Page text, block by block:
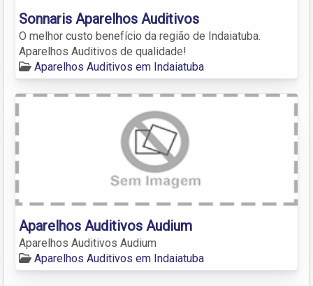
Sonnaris Aparelhos Auditivos
O melhor custo benefício da região de Indaiatuba.
Aparelhos Auditivos de qualidade!
Aparelhos Auditivos em Indaiatuba
Aparelhos Auditivos Audium
Aparelhos Auditivos Audium
Aparelhos Auditivos em Indaiatuba